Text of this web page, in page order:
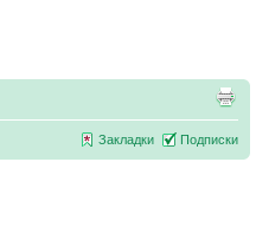
Закладки Подписки